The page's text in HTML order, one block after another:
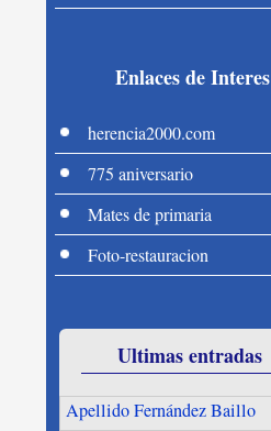
Enlaces de Interes
herencia2000.com
775 aniversario
Mates de primaria
Foto-restauracion
Ultimas entradas
Apellido Fernández Baillo